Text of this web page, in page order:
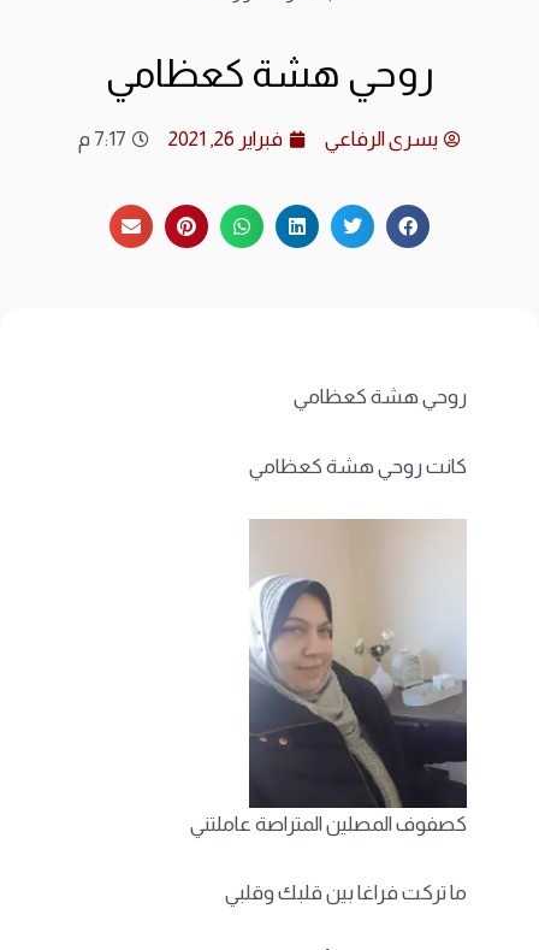
روحي هشة كعظامي
يسرى الرفاعي فبراير 26, 2021 7:17 م
روحي هشة كعظامي
كانت روحي هشة كعظامي
كصفوف المصلين المتراصة عاملتني
ما تركت فراغا بين قلبك وقلبي